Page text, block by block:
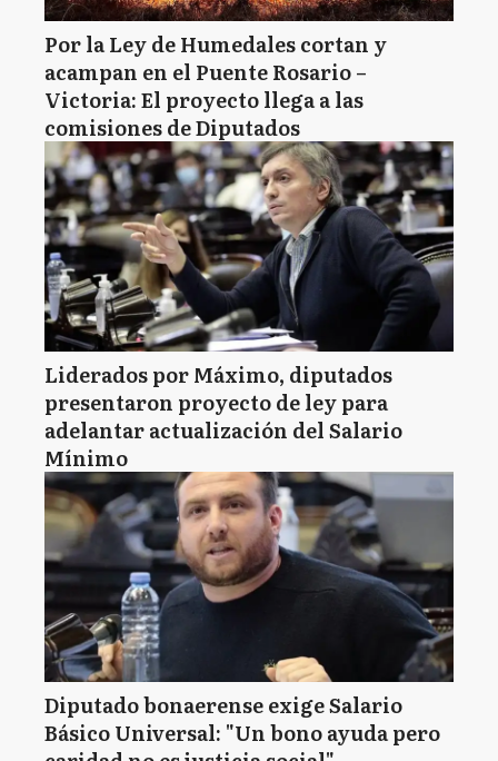
Por la Ley de Humedales cortan y
acampan en el Puente Rosario –
Victoria: El proyecto llega a las
comisiones de Diputados
Liderados por Máximo, diputados
presentaron proyecto de ley para
adelantar actualización del Salario
Mínimo
Diputado bonaerense exige Salario
Básico Universal: "Un bono ayuda pero